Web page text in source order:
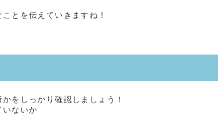
とを伝えていきますね！
をしっかり確認しましょう！
いないか